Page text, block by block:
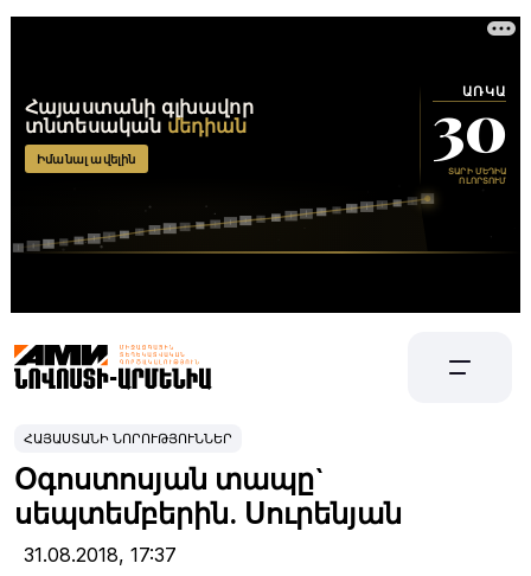
ՀԱՅԱՍՏԱՆԻ ՆՈՐՈՒԹՅՈՒՆՆԵՐ
Օգոստոսյան տապը`
սեպտեմբերին. Սուրենյան
31.08.2018, 17:37